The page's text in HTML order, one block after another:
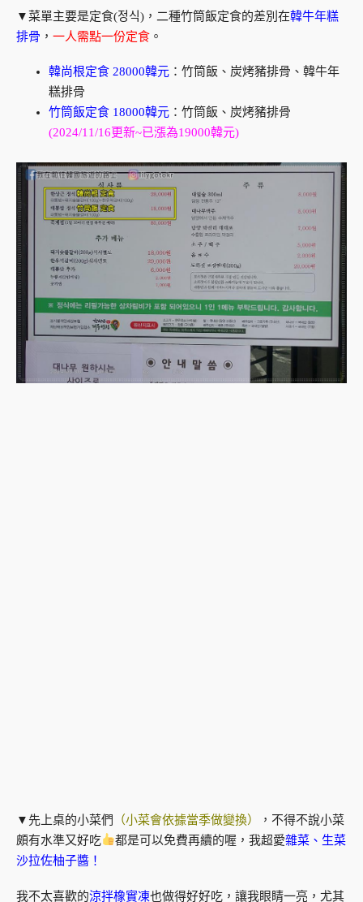
▼菜單主要是定食(정식)，二種竹筒飯定食的差別在韓牛年糕
排骨 ， 一人需點一份定食 。
韓尚根定食 28000韓元 ：竹筒飯、炭烤豬排骨、韓牛年
糕排骨
竹筒飯定食 18000韓元 ：竹筒飯、炭烤豬排骨
(2024/11/16更新~已漲為19000韓元)
▼先上桌的小菜們 （小菜會依據當季做變換）
，不得不說小菜
頗有水準又好吃
都是可以免費再續的喔，我超愛雜菜、生菜
沙拉佐柚子醬！
我不太喜歡的涼拌橡實凍也做得好好吃，讓我眼睛一亮，尤其